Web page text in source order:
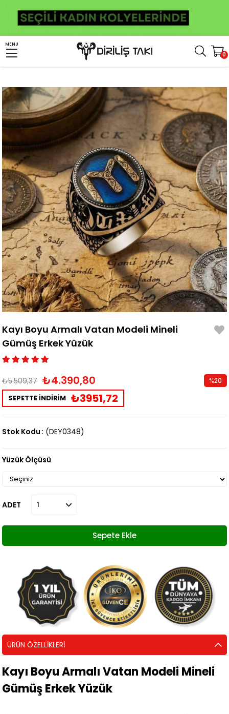
MENU
0
Erkek Gümüş Yüzük
Kayı Boyu Armalı Vatan Modeli Mineli Gümüş Erkek Yüzük
Kayı Boyu Armalı Vatan Modeli Mineli
Gümüş Erkek Yüzük
₺5.509,37 ₺4.390,80
SEPETTE İNDİRİM ₺3951,72
%20
Stok Kodu (DEY0348)
Yüzük Ölçüsü
ADET
ÜRÜN ÖZELLIKLERI
Kayı Boyu Armalı Vatan Modeli Mineli
Gümüş Erkek Yüzük